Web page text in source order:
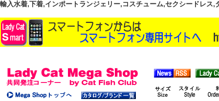
輸入水着,下着,インポートランジェリー,コスチューム,セクシードレス